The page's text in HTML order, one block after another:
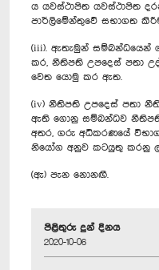
ය යවස්ථාපිත යවස්ථාපිත
පාර්ලිමේන්තුවේ සභාගත
(iii). ඇතැමුන් සම්බන්ධයෙන්
කර, නීතිපති උපදෙස් පතා
වෙත යොමු කර ඇත.
(iv) නීතිපති උපදෙස් පතා
ඇති ගොනු සම්බන්ධව
අතර, ගරු අධිකරණයේ
නියෝග අනුව කටයුතු කරනු
(ඇ) පැන නොනඟී.
පිළිතුරු දුන් දිනය
2020-10-06